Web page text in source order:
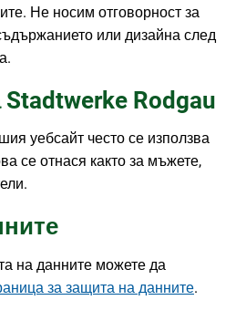
Не носим отговорност за
или дизайна след
Rodgau
уебсайт често се използва
се отнася както за мъжете,
на данните можете да
за защита на данните.